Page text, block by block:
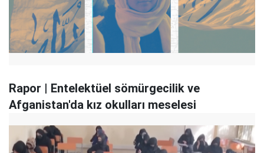
Rapor | Entelektüel sömürgecilik ve
Afganistan'da kız okulları meselesi